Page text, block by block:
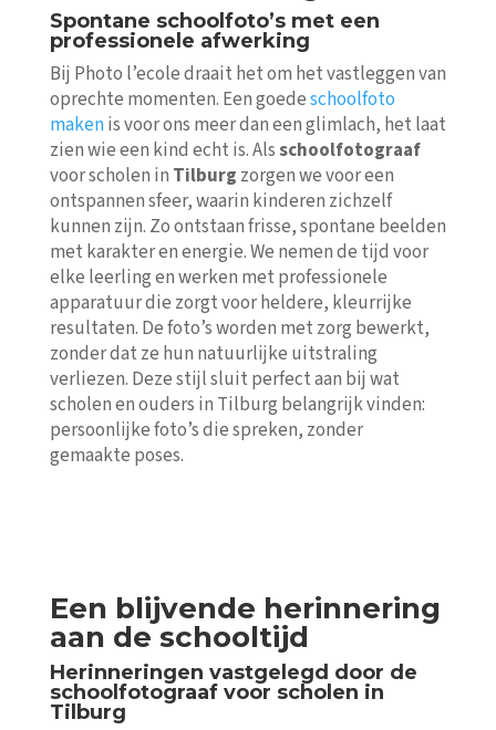
Spontane schoolfoto’s met een
professionele afwerking
Bij Photo l’ecole draait het om het vastleggen van
oprechte momenten. Een goedeschoolfoto
makenis voor ons meer dan een glimlach, het laat
zien wie een kind echt is. Alsschoolfotograaf
voor scholen in Tilburg zorgen we voor een
ontspannen sfeer, waarin kinderen zichzelf
kunnen zijn. Zo ontstaan frisse, spontane beelden
met karakter en energie. We nemen de tijd voor
elke leerling en werken met professionele
apparatuur die zorgt voor heldere, kleurrijke
resultaten. De foto’s worden met zorg bewerkt,
zonder dat ze hun natuurlijke uitstraling
verliezen. Deze stijl sluit perfect aan bij wat
scholen en ouders in Tilburg belangrijk vinden:
persoonlijke foto’s die spreken, zonder
gemaakte poses.
Een blijvende herinnering
aan de schooltijd
Herinneringen vastgelegd door de
schoolfotograaf voor scholen in
Tilburg